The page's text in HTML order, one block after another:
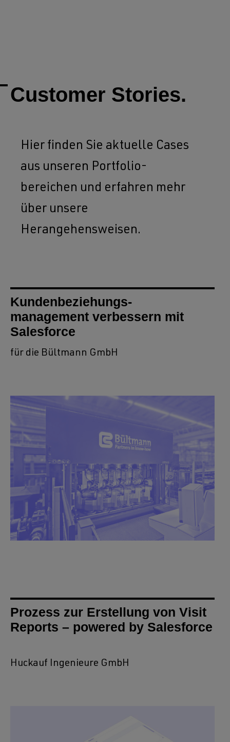
Customer Stories.
Hier finden Sie aktuelle Cases
aus unseren Portfolio-
bereichen und erfahren mehr
über unsere
Herangehensweisen.
Kundenbeziehungs-
management verbessern mit
Salesforce
für die Bültmann GmbH
Prozess zur Erstellung von Visit
Reports – powered by Salesforce
Huckauf Ingenieure GmbH